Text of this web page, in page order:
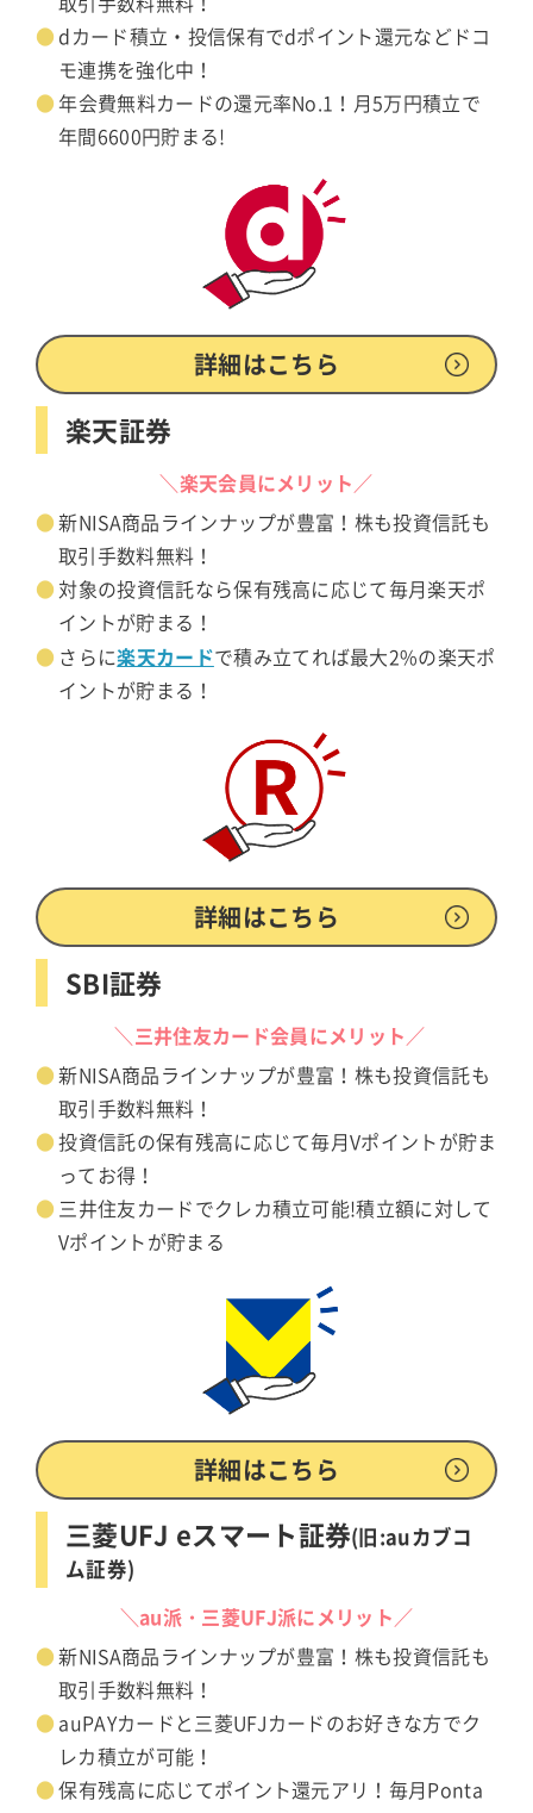
dカード積立・投信保有でdポイント還元などドコ
モ連携を強化中！
年会費無料カードの還元率No.1！月5万円積立で
年間6600円貯まる!
詳細はこちら
楽天証券
＼楽天会員にメリット／
新NISA商品ラインナップが豊富！株も投資信託も
取引手数料無料！
対象の投資信託なら保有残高に応じて毎月楽天ポ
イントが貯まる！
さらに楽天カードで積み立てれば最大2%の楽天ポ
イントが貯まる！
詳細はこちら
SBI証券
＼三井住友カード会員にメリット／
新NISA商品ラインナップが豊富！株も投資信託も
取引手数料無料！
投資信託の保有残高に応じて毎月Vポイントが貯ま
ってお得！
三井住友カードでクレカ積立可能!積立額に対して
Vポイントが貯まる
詳細はこちら
三菱UFJ eスマート証券(旧:auカブコ
ム証券)
＼au派・三菱UFJ派にメリット／
新NISA商品ラインナップが豊富！株も投資信託も
取引手数料無料！
auPAYカードと三菱UFJカードのお好きな方でク
レカ積立が可能！
保有残高に応じてポイント還元アリ！毎月Ponta